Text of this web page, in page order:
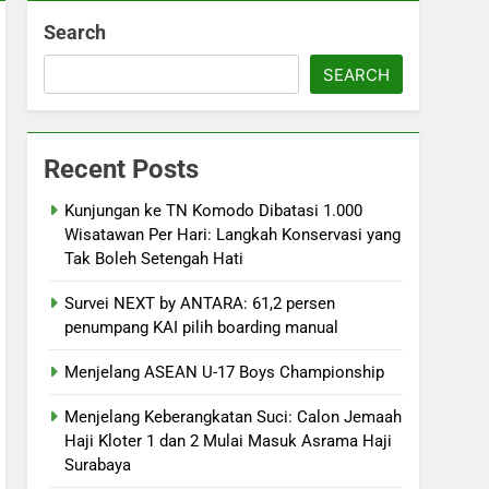
Search
SEARCH
Recent Posts
Kunjungan ke TN Komodo Dibatasi 1.000
Wisatawan Per Hari: Langkah Konservasi yang
Tak Boleh Setengah Hati
Survei NEXT by ANTARA: 61,2 persen
penumpang KAI pilih boarding manual
Menjelang ASEAN U-17 Boys Championship
Menjelang Keberangkatan Suci: Calon Jemaah
Haji Kloter 1 dan 2 Mulai Masuk Asrama Haji
Surabaya